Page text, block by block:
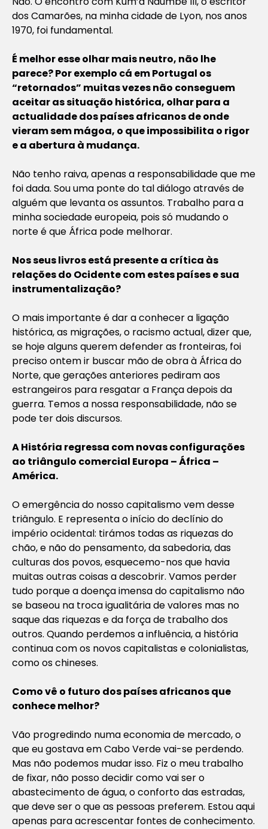
dos Camarões, na minha cidade de Lyon, nos anos
1970, foi fundamental.
É melhor esse olhar mais neutro, não lhe
parece? Por exemplo cá em Portugal os
“retornados” muitas vezes não conseguem
aceitar as situação histórica, olhar para a
actualidade dos países africanos de onde
vieram sem mágoa, o que impossibilita o rigor
e a abertura à mudança.
Não tenho raiva, apenas a responsabilidade que me
foi dada. Sou uma ponte do tal diálogo através de
alguém que levanta os assuntos. Trabalho para a
minha sociedade europeia, pois só mudando o
norte é que África pode melhorar.
Nos seus livros está presente a crítica às
relações do Ocidente com estes países e sua
instrumentalização?
O mais importante é dar a conhecer a ligação
histórica, as migrações, o racismo actual, dizer que,
se hoje alguns querem defender as fronteiras, foi
preciso ontem ir buscar mão de obra à África do
Norte, que gerações anteriores pediram aos
estrangeiros para resgatar a França depois da
guerra. Temos a nossa responsabilidade, não se
pode ter dois discursos.
A História regressa com novas configurações
ao triângulo comercial Europa – África –
América.
O emergência do nosso capitalismo vem desse
triângulo. E representa o início do declínio do
império ocidental: tirámos todas as riquezas do
chão, e não do pensamento, da sabedoria, das
culturas dos povos, esquecemo-nos que havia
muitas outras coisas a descobrir. Vamos perder
tudo porque a doença imensa do capitalismo não
se baseou na troca igualitária de valores mas no
saque das riquezas e da força de trabalho dos
outros. Quando perdemos a influência, a história
continua com os novos capitalistas e colonialistas,
como os chineses.
Como vê o futuro dos países africanos que
conhece melhor?
Vão progredindo numa economia de mercado, o
que eu gostava em Cabo Verde vai-se perdendo.
Mas não podemos mudar isso. Fiz o meu trabalho
de fixar, não posso decidir como vai ser o
abastecimento de água, o conforto das estradas,
que deve ser o que as pessoas preferem. Estou aqui
apenas para acrescentar fontes de conhecimento.